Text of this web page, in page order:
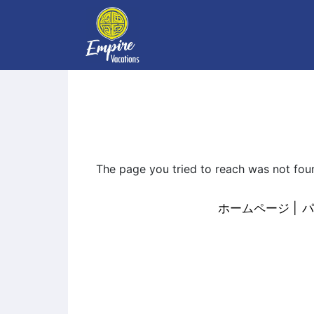
The page you tried to reach was not
ホームページ